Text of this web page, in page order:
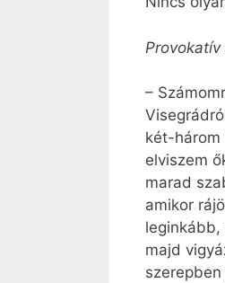
–
két-három
elviszem
marad
amikor
leginkább,
majd